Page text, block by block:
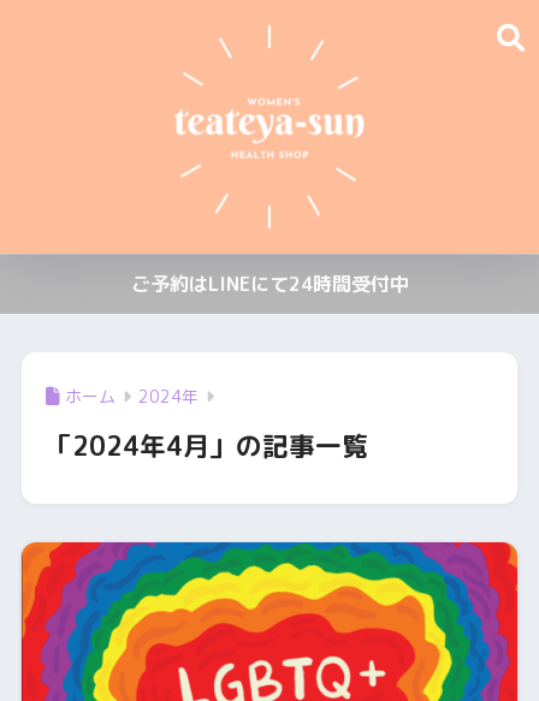
ご予約はLINEにて24時間受付中
ホーム 2024年
「2024年4月」の記事一覧